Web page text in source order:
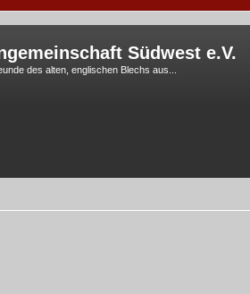
Südwest e.V.
des alten, englischen Blechs aus...